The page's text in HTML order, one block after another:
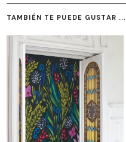
TAMBIÉN TE PUEDE GUSTAR ...